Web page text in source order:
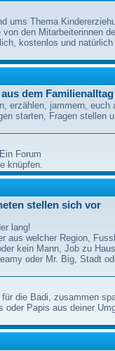
ums Thema
den Mitarbeiterinnen
kostenlos und
dem Familienalltag
erzählen, jammern, euch
starten, Fragen stellen
Forum
knüpfen.
stellen sich vor
lang!
aus welcher Region,
kein Mann, Job zu
oder Mr. Big, Stadt
die Badi, zusammen
Papis aus deiner